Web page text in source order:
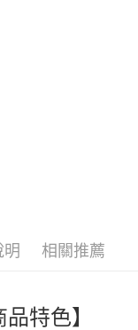
明 相關推薦
品特色】